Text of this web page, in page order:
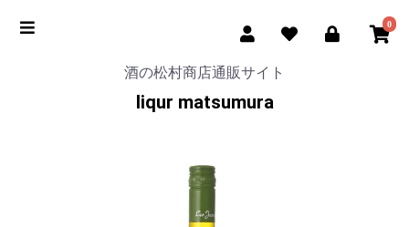
0
酒の松村商店通販サイト
liqur matsumura